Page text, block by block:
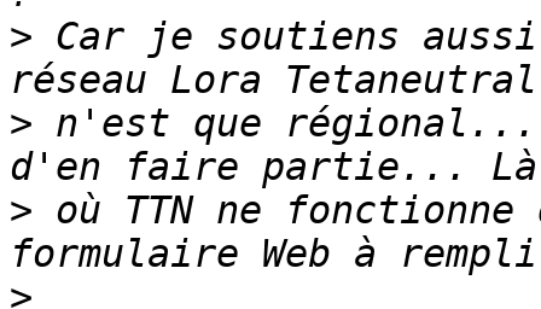
> Car je soutiens
> n'est que régional...
> où TTN ne
>